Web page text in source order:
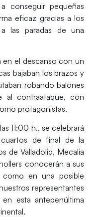
conseguir pequeñas
eficaz gracias a los
las paradas de una
en el descanso con un
bajaban los brazos y
robando balones
al contraataque, con
protagonistas.
11:00 h., se celebrará
de final de la
de Valladolid, Mecalia
conocerán a sus
en una posible
representantes
esta antepenúltima